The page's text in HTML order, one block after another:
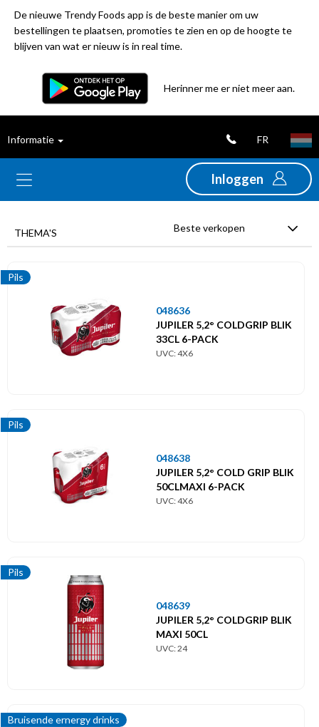
De nieuwe Trendy Foods app is de beste manier om uw
bestellingen te plaatsen, promoties te zien en op de hoogte te
blijven van wat er nieuw is in real time.
Herinner me er niet meer aan.
Informatie FR
Inloggen
verkochte
producten
Nieuwigheden
Promoties
Uitverkoop
Thema's
THEMA'S Beste verkopen
Pils
048636
JUPILER 5,2° COLDGRIP BLIK
33CL 6-PACK
UVC: 4X6
Pils
048638
JUPILER 5,2° COLD GRIP BLIK
50CLMAXI 6-PACK
UVC: 4X6
Pils
048639
JUPILER 5,2° COLDGRIP BLIK
MAXI 50CL
UVC: 24
Bruisende ernergy drinks